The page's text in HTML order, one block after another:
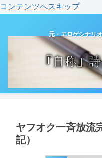
コンテンツへスキップ
元・エロゲシナリ
ヤフオク一斉放流
記）